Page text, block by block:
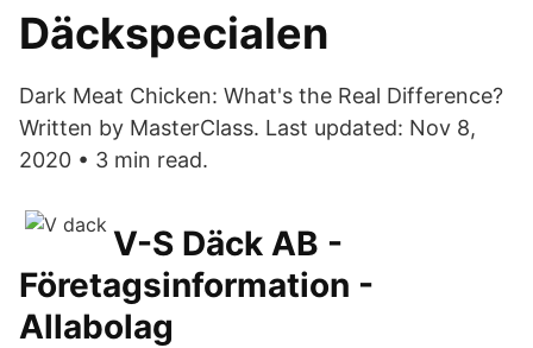
Däckspecialen
Dark Meat Chicken: What's the Real Difference?
Written by MasterClass. Last updated: Nov 8,
2020 • 3 min read.
V-S Däck AB -
Företagsinformation -
Allabolag